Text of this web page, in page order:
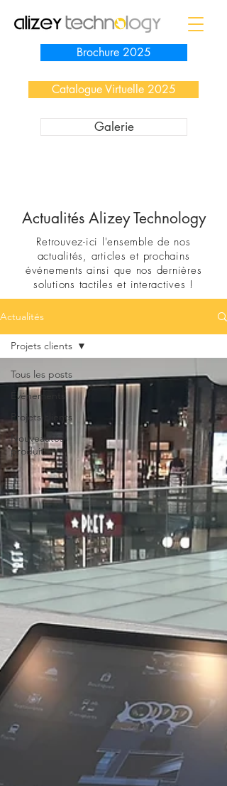
Brochure 2025
Galerie
Catalogue Virtuelle 2025
Actualités Alizey Technology
Retrouvez-ici l'ensemble de nos
actualités, articles et prochains
événements ainsi que nos dernières
solutions tactiles et interactives !
Actualités
Tous les posts
Événements
Projets clients
Nouveautés
produits
Projets clients